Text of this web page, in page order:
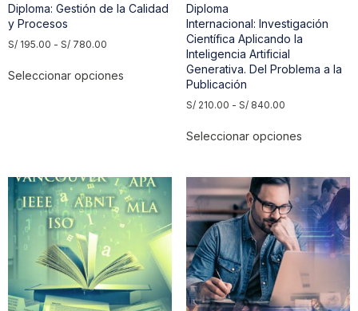
Diploma: Gestión de la Calidad
y Procesos
S/ 195.00 - S/ 780.00
Seleccionar opciones
Diploma
Internacional: Investigación
Científica Aplicando la
Inteligencia Artificial
Generativa. Del Problema a la
Publicación
S/210.00 - S/840.00
Seleccionar opciones